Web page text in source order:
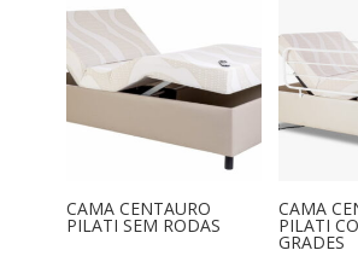
CAMA CENTAURO
PILATI SEM RODAS
CAMA
PILATI
GRADES